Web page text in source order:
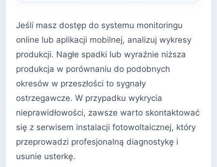
Jeśli masz dostęp do systemu monitoringu
online lub aplikacji mobilnej, analizuj wykresy
produkcji. Nagłe spadki lub wyraźnie niższa
produkcja w porównaniu do podobnych
okresów w przeszłości to sygnały
ostrzegawcze. W przypadku wykrycia
nieprawidłowości, zawsze warto skontaktować
się z serwisem instalacji fotowoltaicznej, który
przeprowadzi profesjonalną diagnostykę i
usunie usterkę.